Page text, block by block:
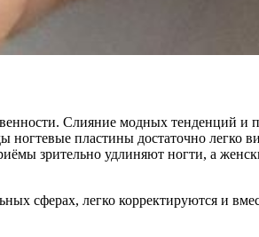
Слияние модных тенденций и
пластины достаточно легко
зрительно удлиняют ногти, а
сферах, легко корректируются и